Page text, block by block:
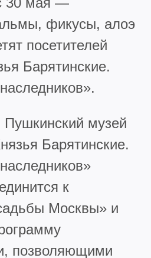
фикусы, алоэ
посетителей
Барятинские.
музей
Барятинские.
к
Москвы» и
позволяющими